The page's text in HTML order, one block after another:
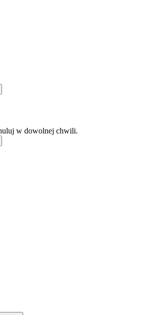
w dowolnej chwili.